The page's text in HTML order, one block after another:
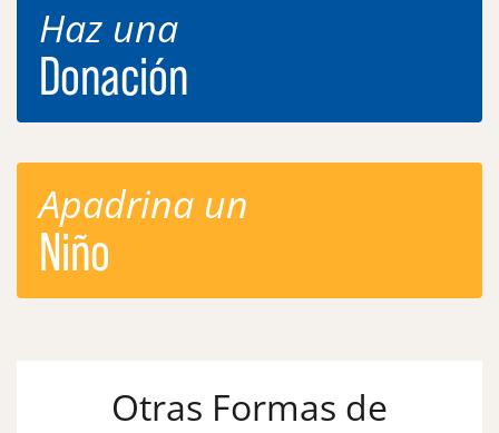
Haz una
Donación
Apadrina un
Niño
Otras Formas de